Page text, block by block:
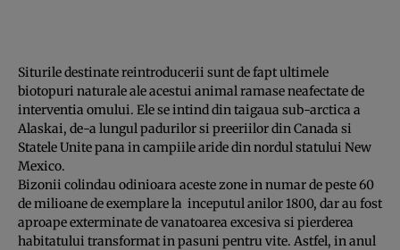
Siturile destinate reintroducerii sunt de fapt ultimele
biotopuri naturale ale acestui animal ramase neafectate de
interventia omului. Ele se intind din taigaua sub-arctica a
Alaskai, de-a lungul padurilor si preeriilor din Canada si
Statele Unite pana in campiile aride din nordul statului New
Mexico.
Bizonii colindau odinioara aceste zone in numar de peste 60
de milioane de exemplare la inceputul anilor 1800, dar au fost
aproape exterminate de vanatoarea excesiva si pierderea
habitatului transformat in pasuni pentru vite. Astfel, in anul